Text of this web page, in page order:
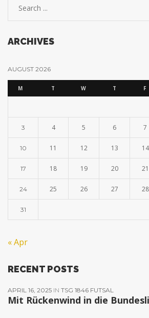
ARCHIVES
AUGUST 2026
M T W T F
3 4 5 6 7
10 11 12 13 14
17 18 19 20 21
24 25 26 27 28
31
« Apr
RECENT POSTS
APRIL 16, 2025 IN TSG 1846 FUTSAL
Mit Rückenwind in die